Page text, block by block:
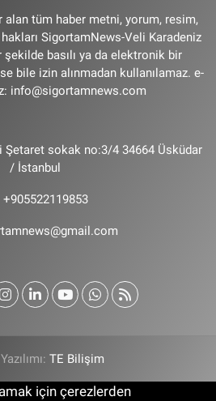
alan tüm haber metni, yorum, resim,
SigortamNews-Veli Karadeniz
basılı ya da elektronik bir
bile izin alınmadan kullanılamaz. e-
info@sigortamnews.com
sokak no:3/4 34664 Üsküdar
/ İstanbul
+905522119853
TE Bilişim
için çerezlerden